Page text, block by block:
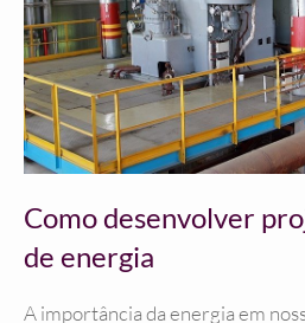
Como desenvolver
de energia
A importância da energia em